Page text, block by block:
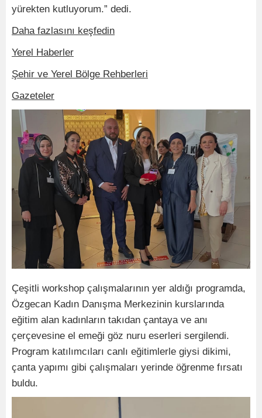
yürekten kutluyorum.” dedi.
Daha fazlasını keşfedin
Yerel Haberler
Şehir ve Yerel Bölge Rehberleri
Gazeteler
Çeşitli workshop çalışmalarının yer aldığı programda,
Özgecan Kadın Danışma Merkezinin kurslarında
eğitim alan kadınların takıdan çantaya ve anı
çerçevesine el emeği göz nuru eserleri sergilendi.
Program katılımcıları canlı eğitimlerle giysi dikimi,
çanta yapımı gibi çalışmaları yerinde öğrenme fırsatı
buldu.